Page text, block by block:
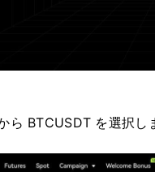
ら BTCUSDT を選択し